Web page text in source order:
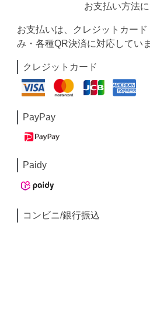
お支払い方法
お支払いは、クレジットカー
み・各種QR決済に対応してい
クレジットカード
PayPay
Paidy
コンビニ/銀行振込